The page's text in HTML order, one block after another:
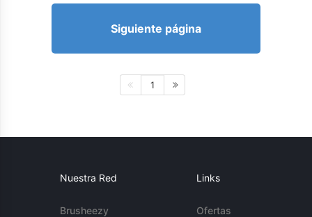
Siguiente página
1
Nuestra Red
Brusheezy
Links
Ofertas